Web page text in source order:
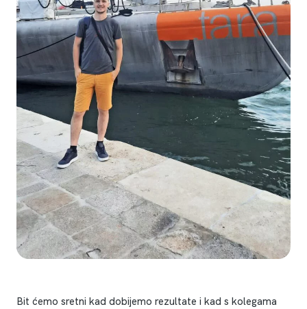
Bit ćemo sretni kad dobijemo rezultate i kad s kolegama